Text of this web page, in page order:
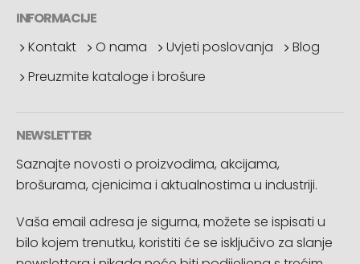
INFORMACIJE
Kontakt
O nama Uvjeti poslovanja
Blog
Preuzmite kataloge i brošure
NEWSLETTER
Saznajte novosti o proizvodima, akcijama,
brošurama, cjenicima i aktualnostima u industriji.
Vaša email adresa je sigurna, možete se ispisati u
bilo kojem trenutku, koristiti će se isključivo za slanje